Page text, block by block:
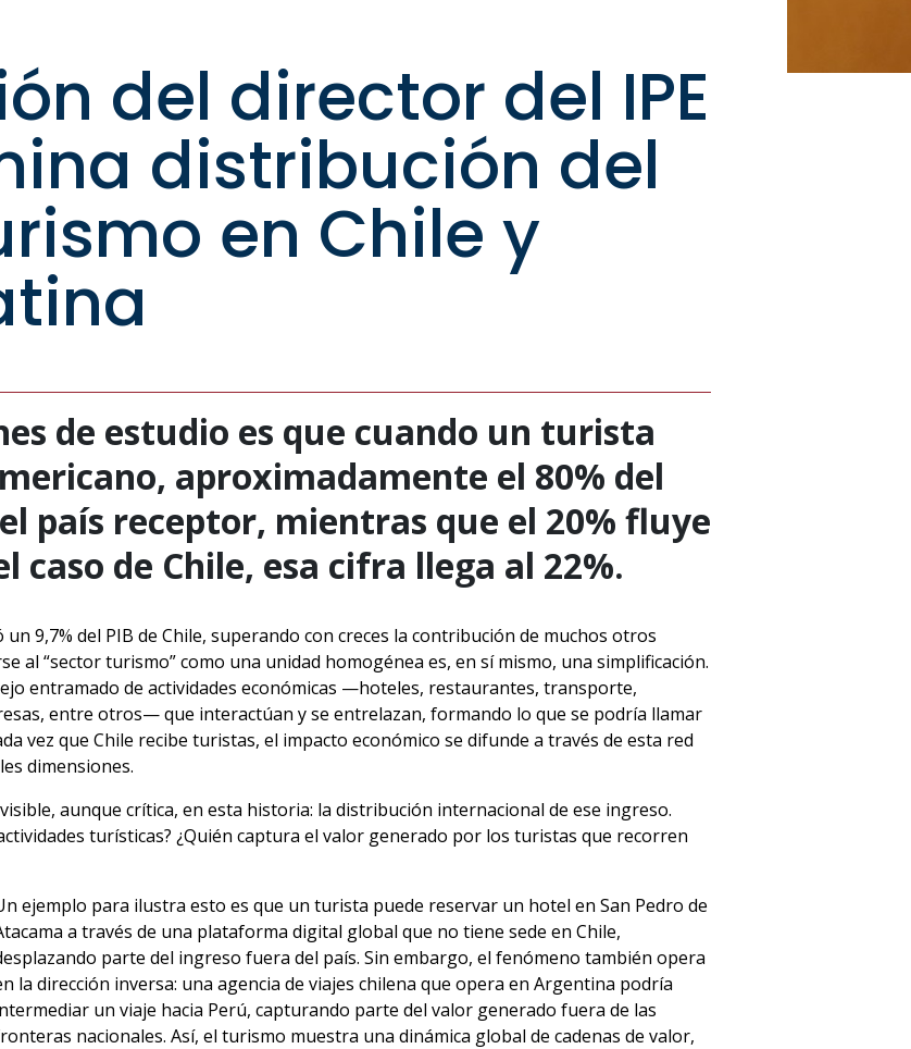
del director del IPE
distribución del
en Chile y
de estudio es que cuando un turista
aproximadamente el 80% del
país receptor, mientras que el 20% fluye
caso de Chile, esa cifra llega al 22%.
9,7% del PIB de Chile, superando con creces la contribución de muchos otros
al “sector turismo” como una unidad homogénea es, en sí mismo, una simplificación.
entramado de actividades económicas —hoteles, restaurantes, transporte,
entre otros— que interactúan y se entrelazan, formando lo que se podría llamar
vez que Chile recibe turistas, el impacto económico se difunde a través de esta red
dimensiones.
aunque crítica, en esta historia: la distribución internacional de ese ingreso.
turísticas? ¿Quién captura el valor generado por los turistas que recorren
ejemplo para ilustra esto es que un turista puede reservar un hotel en San Pedro de
a través de una plataforma digital global que no tiene sede en Chile,
parte del ingreso fuera del país. Sin embargo, el fenómeno también opera
la dirección inversa: una agencia de viajes chilena que opera en Argentina podría
un viaje hacia Perú, capturando parte del valor generado fuera de las
nacionales. Así, el turismo muestra una dinámica global de cadenas de valor,